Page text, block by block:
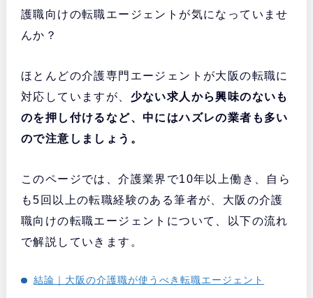
護職向けの転職エージェントが気になっていませ
んか？
ほとんどの介護専門エージェントが大阪の転職に
対応していますが、 少ない求人から興味のないも
のを押し付けるなど、中にはハズレの業者も多い
ので注意しましょう。
このページでは、介護業界で10年以上働き、自ら
も5回以上の転職経験のある筆者が、大阪の介護
職向けの転職エージェントについて、以下の流れ
で解説していきます。
結論｜大阪の介護職が使うべき転職エージェント